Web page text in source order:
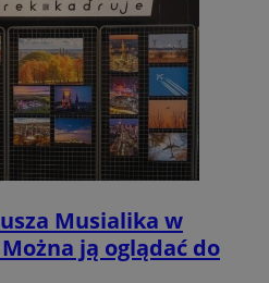
Musialika w
ją oglądać do